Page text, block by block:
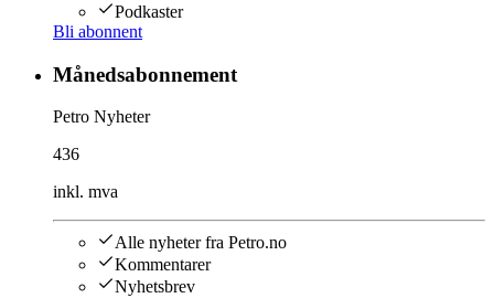
Podkaster
Bli abonnent
Månedsabonnement
Petro Nyheter
436
inkl. mva
Alle nyheter fra Petro.no
Kommentarer
Nyhetsbrev